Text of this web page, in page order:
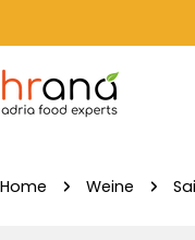
Inhalt
springen
Home Weine